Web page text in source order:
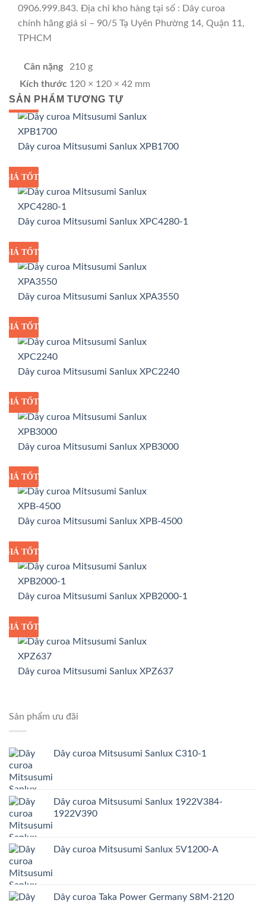
0906.999.843. Địa chỉ kho hàng tại số : Dây curoa
chính hãng giá sỉ – 90/5 Tạ Uyên Phường 14, Quận 11,
TPHCM
Cân nặng
210 g
Kích thước 120 × 120 × 42 mm
SẢN PHẨM TƯƠNG TỰ
GIÁ SỈ
GIÁ TỐT
Dây curoa Mitsusumi Sanlux XPB1700
GIÁ SỈ
GIÁ TỐT
Dây curoa Mitsusumi Sanlux XPC4280-1
GIÁ SỈ
GIÁ TỐT
Dây curoa Mitsusumi Sanlux XPA3550
GIÁ SỈ
GIÁ TỐT
Dây curoa Mitsusumi Sanlux XPC2240
GIÁ SỈ
GIÁ TỐT
Dây curoa Mitsusumi Sanlux XPB3000
GIÁ SỈ
GIÁ TỐT
Dây curoa Mitsusumi Sanlux XPB-4500
GIÁ SỈ
GIÁ TỐT
Dây curoa Mitsusumi Sanlux XPB2000-1
GIÁ SỈ
GIÁ TỐT
Dây curoa Mitsusumi Sanlux XPZ637
Sản phẩm ưu đãi
Dây curoa Mitsusumi Sanlux C310-1
Dây curoa Mitsusumi Sanlux 1922V384-
1922V390
Dây curoa Mitsusumi Sanlux 5V1200-A
Dây curoa Taka Power Germany S8M-2120